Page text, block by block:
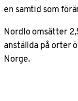
en samtid som
Nordlo omsätter
anställda på orter
Norge.